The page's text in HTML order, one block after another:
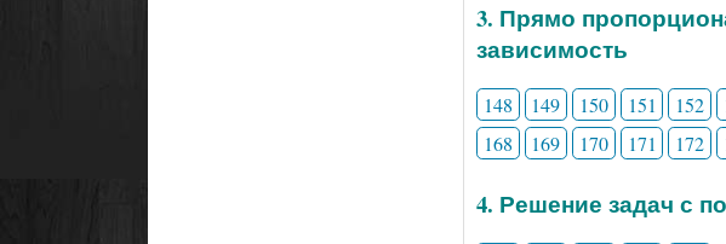
3. Прямо
зависимость
148 149 150 151 152
168
169 170 171 172
4. Решение задач с